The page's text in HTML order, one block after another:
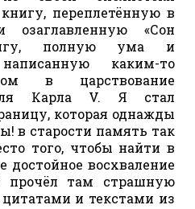
переплетённую в
«Сон
полную ума и
каким-то
в царствование
Карла V. Я стал
которая однажды
в старости память так
того, чтобы найти в
достойное восхваление
прочёл там страшную
и текстами из